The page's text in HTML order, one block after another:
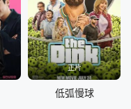
正片
低弧慢球